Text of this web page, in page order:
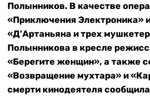
Полынников. В качестве
«Приключения Электроника»
«Д’Артаньяна и трех
Полынникова в кресле
«Берегите женщин», а также
«Возвращение мухтара» и
смерти кинодеятеля сообщила